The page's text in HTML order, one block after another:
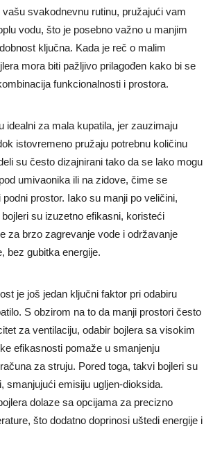
svakodnevnu rutinu, pružajući vam
vodu, što je posebno važno u manjim
ključna. Kada je reč o malim
mora biti pažljivo prilagođen kako bi se
funkcionalnosti i prostora.
idealni za mala kupatila, jer zauzimaju
istovremeno pružaju potrebnu količinu
su često dizajnirani tako da se lako mogu
umivaonika ili na zidove, čime se
prostor. Iako su manji po veličini,
su izuzetno efikasni, koristeći
za brzo zagrevanje vode i održavanje
bez gubitka energije.
je još jedan ključni faktor pri odabiru
S obzirom na to da manji prostori često
za ventilaciju, odabir bojlera sa visokim
efikasnosti pomaže u smanjenju
za struju. Pored toga, takvi bojleri su
smanjujući emisiju ugljen-dioksida.
dolaze sa opcijama za precizno
što dodatno doprinosi uštedi energije i